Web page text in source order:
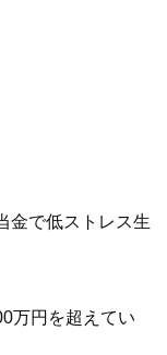
金で低ストレス生
万円を超えてい